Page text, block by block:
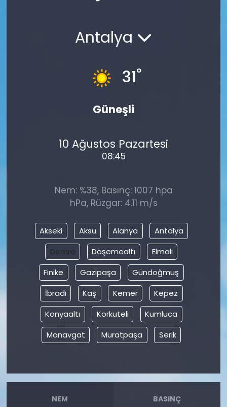
Antalya
31°
Güneşli
10 Ağustos Pazartesi
08:45
Nem: %38, Basınç: 1007 hpa
hPa, Rüzgar: 4.11 m/s
Akseki Aksu Alanya
Antalya
Demre
Döşemealtı
Elmalı
Finike
Gazipaşa
Gündoğmuş
İbradı
Kaş Kemer
Kepez
Konyaaltı
Korkuteli
Kumluca
Manavgat
Muratpaşa Serik
NEM BASINÇ